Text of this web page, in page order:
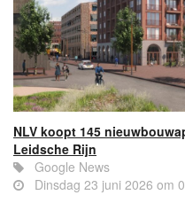
NLV koopt 145
Leidsche Rijn
Google News
Dinsdag 23 juni 2026 om